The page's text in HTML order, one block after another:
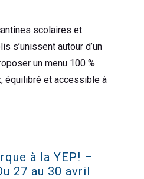
scolaires et
s’unissent autour d’un
un menu 100 %
équilibré et accessible à
à la YEP! –
27 au 30 avril